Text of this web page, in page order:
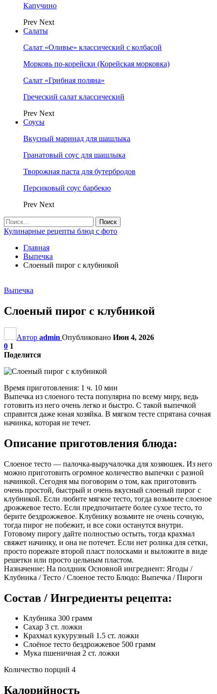
Капучино
Prev Next
Салаты
Салат «Оливье» классический с колбасой
Морковь по-корейски (Корейская морковка)
Салат «Грибная поляна»
Греческий салат классический
Prev Next
Соусы
Вкусный маринад для шашлыка
Гранатовый соус для шашлыка
Творожная паста для бутербродов
Персиковый соус барбекю
Prev Next
Кулинарные рецепты блюд с фото
Главная
Выпечка
Слоеный пирог с клубникой
Выпечка
Слоеный пирог с клубникой
Автор admin Опубликовано Июн 4, 2026
0 1
Поделится
Время приготовления: 1 ч. 10 мин
Выпечка из слоеного теста популярна по всему миру, ведь
готовить из него очень легко и быстро. С такой выпечкой
справится даже юная хозяйка. В мягком тесте спрятана сочная
начинка, которая не течет.
Описание приготовления блюда:
Слоеное тесто — палочка-выручалочка для хозяюшек. Из него
можно приготовить огромное количество выпечки с разной
начинкой. Сегодня мы поговорим о том, как приготовить
очень простой, быстрый и очень вкусный слоеный пирог с
клубникой. Если любите мягкое тесто, тогда возьмите слоеное
дрожжевое тесто. Если предпочитаете более сухое тесто, то
берите бездрожжевое. Клубнику возьмите не очень сочную,
тогда пирог не побежит, и все соки останутся внутри.
Готовому пирогу дайте полностью остыть, тогда крахмал
свяжет начинку, и она не потечет. Если нет ролика для сетки,
просто порежьте второй пласт полосками и выложите в виде
решетки или просто цельным пластом.
Назначение: На полдник Основной ингредиент: Ягоды /
Клубника / Тесто / Слоеное тесто Блюдо: Выпечка / Пироги
Состав / Ингредиенты рецепта:
Клубника 300 грамм
Сахар 3 ст. ложки
Крахмал кукурузный 1.5 ст. ложки
Слоёное тесто бездрожжевое 500 грамм
Мука пшеничная 2 ст. ложки
Количество порций 4
Калорийность